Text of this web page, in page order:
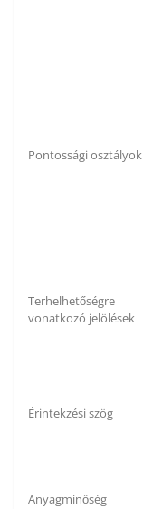
Pontossági osztályok
Terhelhetőségre
vonatkozó jelölések
Érintekzési szög
Anyagminőség